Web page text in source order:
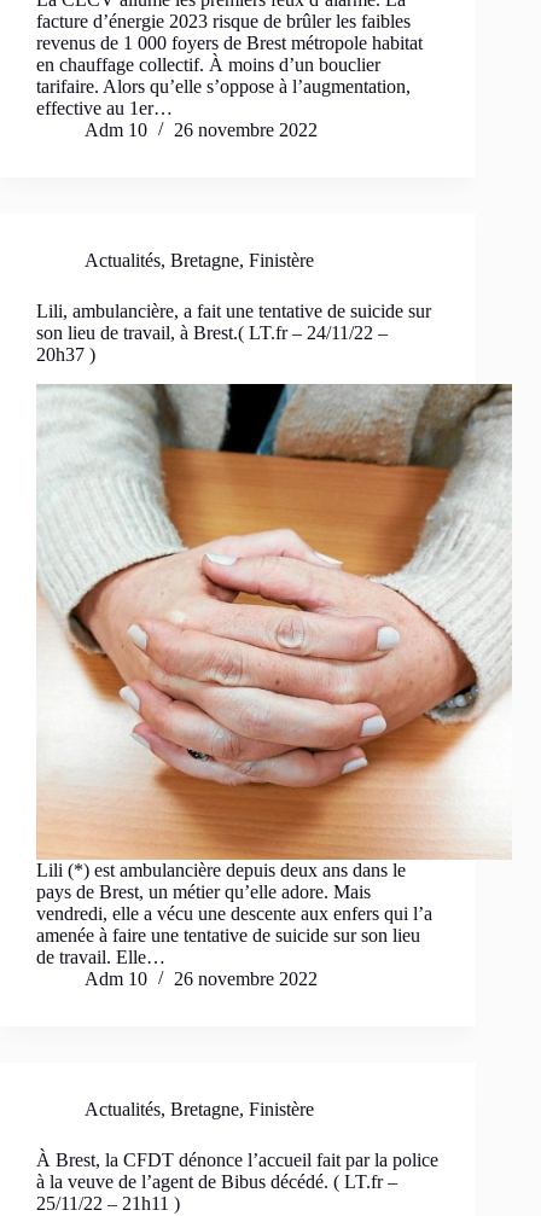
facture d’énergie 2023 risque de brûler les faibles
revenus de 1 000 foyers de Brest métropole habitat
en chauffage collectif. À moins d’un bouclier
tarifaire. Alors qu’elle s’oppose à l’augmentation,
effective au 1er…
Adm 10
26 novembre 2022
Actualités, Bretagne, Finistère
Lili, ambulancière, a fait une tentative de suicide sur
son lieu de travail, à Brest.( LT.fr – 24/11/22 –
20h37 )
Lili (*) est ambulancière depuis deux ans dans le
pays de Brest, un métier qu’elle adore. Mais
vendredi, elle a vécu une descente aux enfers qui l’a
amenée à faire une tentative de suicide sur son lieu
de travail. Elle…
Adm 10
26 novembre 2022
Actualités, Bretagne, Finistère
À Brest, la CFDT dénonce l’accueil fait par la police
à la veuve de l’agent de Bibus décédé. ( LT.fr –
25/11/22 – 21h11 )